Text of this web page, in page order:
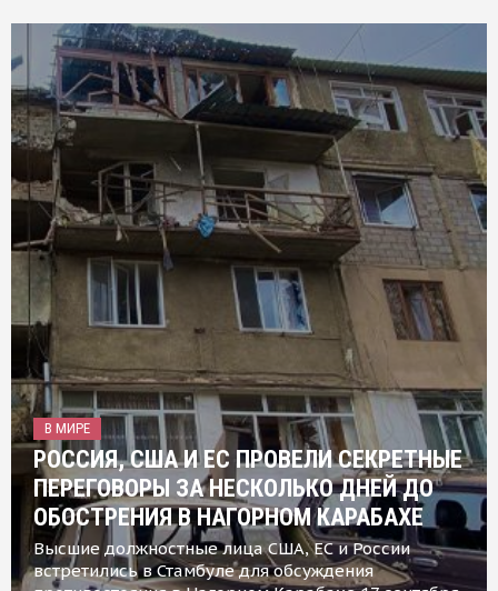
В МИРЕ
РОССИЯ, США И ЕС ПРОВЕЛИ СЕКРЕТНЫЕ
ПЕРЕГОВОРЫ ЗА НЕСКОЛЬКО ДНЕЙ ДО
ОБОСТРЕНИЯ В НАГОРНОМ КАРАБАХЕ
Высшие должностные лица США, ЕС и России
встретились в Стамбуле для обсуждения